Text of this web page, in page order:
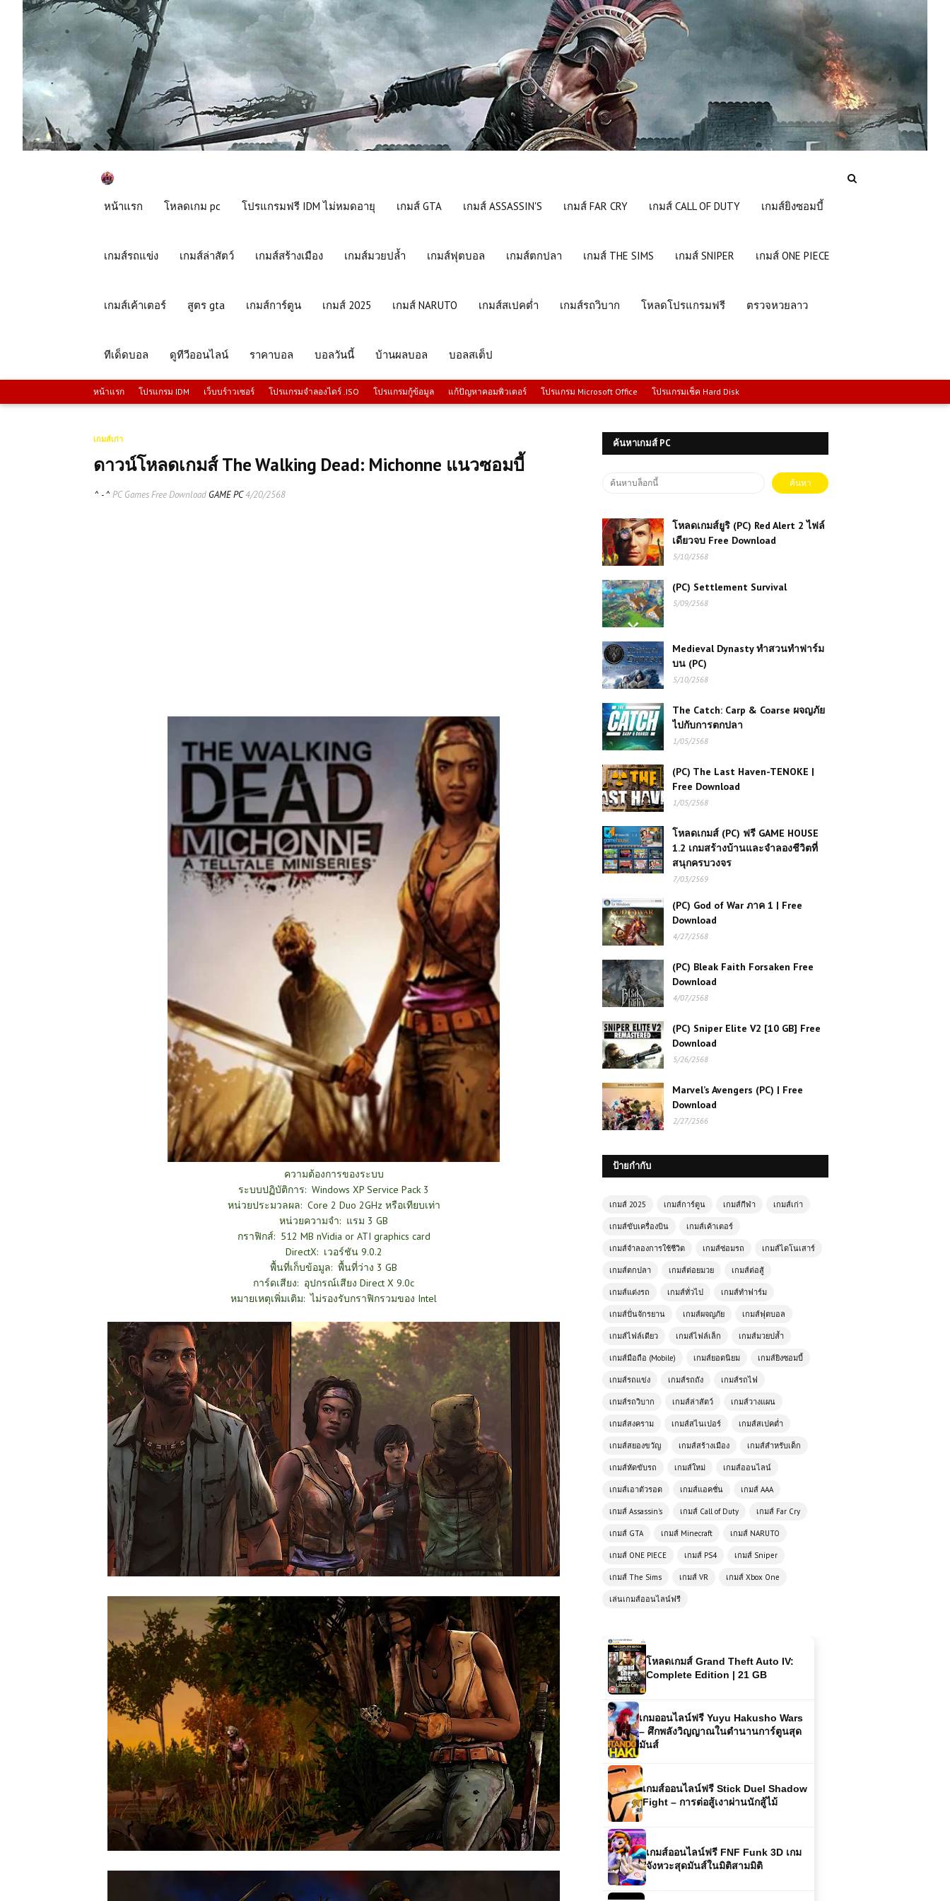
หน้าแรก โหลดเกม pc โปรแกรมฟรี IDM ไม่หมดอายุ เกมส์ GTA เกมส์ ASSASSIN'S เกมส์ FAR CRY เกมส์ CALL OF DUTY เกมส์ยิงซอมบี้
เกมส์รถแข่ง เกมส์ล่าสัตว์ เกมส์สร้างเมือง เกมส์มวยปล้ำ เกมส์ฟุตบอล เกมส์ตกปลา เกมส์ THE SIMS เกมส์ SNIPER เกมส์ ONE PIECE
เกมส์เค้าเตอร์ สูตร gta เกมส์การ์ตูน เกมส์ 2025 เกมส์ NARUTO เกมส์สเปคต่ำ เกมส์รถวิบาก โหลดโปรแกรมฟรี ตรวจหวยลาว
ทีเด็ดบอล ดูทีวีออนไลน์ ราคาบอล บอลวันนี้ บ้านผลบอล บอลสเต็ป
หน้าแรก โปรแกรม IDM เว็บบร์าวเซอร์ โปรแกรมจำลองไดร์ .ISO โปรแกรมกู้ข้อมูล แก้ปัญหาคอมพิวเตอร์ โปรแกรม Microsoft Office โปรแกรมเช็ค Hard Disk
เกมส์เก่า
ดาวน์โหลดเกมส์ The Walking Dead: Michonne แนวซอมบี้
^ - ^ PC Games Free Download GAME PC4/20/2568
ความต้องการของระบบ
ระบบปฏิบัติการ: Windows XP Service Pack 3
หน่วยประมวลผล: Core 2 Duo 2GHz หรือเทียบเท่า
หน่วยความจำ: แรม 3 GB
กราฟิกส์: 512 MB nVidia or ATI graphics card
DirectX: เวอร์ชัน 9.0.2
พื้นที่เก็บข้อมูล: พื้นที่ว่าง 3 GB
การ์ดเสียง: อุปกรณ์เสียง Direct X 9.0c
หมายเหตุเพิ่มเติม: ไม่รองรับกราฟิกรวมของ Intel
ค้นหาเกมส์ PC
โหลดเกมส์ยูริ (PC) Red Alert 2 ไฟล์
เดียวจบ Free Download
5/10/2568
(PC) Settlement Survival
5/09/2568
Medieval Dynasty ทำสวนทำฟาร์ม
บน (PC)
5/10/2568
The Catch: Carp & Coarse ผจญภัย
ไปกับการตกปลา
1/05/2568
(PC) The Last Haven-TENOKE |
Free Download
1/05/2568
โหลดเกมส์ (PC) ฟรี GAME HOUSE
1.2 เกมสร้างบ้านและจำลองชีวิตที่
สนุกครบวงจร
7/03/2569
(PC) God of War ภาค 1 | Free
Download
4/27/2568
(PC) Bleak Faith Forsaken Free
Download
4/07/2568
(PC) Sniper Elite V2 [10 GB] Free
Download
5/26/2568
Marvel’s Avengers (PC) | Free
Download
2/27/2566
ป้ายกำกับ
เกมส์ 2025 เกมส์การ์ตูน เกมส์กีฬา เกมส์เก่า
เกมส์ขับเครื่องบิน เกมส์เค้าเตอร์
เกมส์จำลองการใช้ชีวิต เกมส์ซ่อมรถ เกมส์ไดโนเสาร์
เกมส์ตกปลา เกมส์ต่อยมวย เกมส์ต่อสู้
เกมส์แต่งรถ เกมส์ทั่วไป เกมส์ทำฟาร์ม
เกมส์ปั่นจักรยาน เกมส์ผจญภัย เกมส์ฟุตบอล
เกมส์ไฟล์เดียว เกมส์ไฟล์เล็ก เกมส์มวยปล้ำ
เกมส์มือถือ (Mobile) เกมส์ยอดนิยม เกมส์ยิงซอมบี้
เกมส์รถแข่ง เกมส์รถถัง เกมส์รถไฟ
เกมส์รถวิบาก เกมส์ล่าสัตว์ เกมส์วางแผน
เกมส์สงคราม เกมส์สไนเปอร์ เกมส์สเปคต่ำ
เกมส์สยองขวัญ เกมส์สร้างเมือง เกมส์สำหรับเด็ก
เกมส์หัดขับรถ เกมส์ใหม่ เกมส์ออนไลน์
เกมส์เอาตัวรอด เกมส์แอคชั่น เกมส์ AAA
เกมส์ Assassin's เกมส์ Call of Duty เกมส์ Far Cry
เกมส์ GTA เกมส์ Minecraft เกมส์ NARUTO
เกมส์ ONE PIECE เกมส์ PS4 เกมส์ Sniper
เกมส์ The Sims เกมส์ VR เกมส์ Xbox One
เล่นเกมส์ออนไลน์ฟรี
อาชญากรรมในเงามืดของ
ลอสแองเจลิส
แข่งรถสุดสมจริง สัมผัสประสบการณ์นัก
แข่ง F1 ตัวจริง
รอดสุดระทึกกลางสมรภูมิแห่งความ
มันส์
เล่นเกมส์ออนไลน์ฟรี CubeCraft
Survival
เกมแข่งรถความเร็วสูงที่สายซิ่งต้องลอง
🚵 MX OffRoad Mountain Bike เกมปั่น
จักรยานสุดมันส์ เล่นฟรี เกมออนไลน์สาย
เกมส์ออนไลน์ฟรี Monster Truck
Mountain Climb ความท้าทายแห่ง
เกมส์ออนไลน์ Motorbike Traffic
นิ่ง
เกมส์ออนไลน์ SpartaHoppers เกม
กระโดดผจญภัยสุดมันส์สไตล์สปาร์ตา
เกมออนไลน์ฟรี ArmedForces.io เกม
ยิงออนไลน์สุดมันส์แบบเรียลไทม์
โหลดเกมส์ (PC) ฟรี GAME HOUSE
ครบวงจร
โหลดเกมส์ Grand Theft Auto IV:
เกมออนไลน์ฟรี Yuyu Hakusho Wars
– ศึกพลังวิญญาณในตำนานการ์ตูนสุด
มันส์
เกมส์ออนไลน์ฟรี Stick Duel Shadow
Fight – การต่อสู้เงาผ่านนักสู้ไม้
เกมส์ออนไลน์ฟรี FNF Funk 3D เกม
จังหวะสุดมันส์ในมิติสามมิติ
เกมส์ออนไลน์ฟรี Dinosaur Game –
เกมไดโนเสาร์วิ่งสุดคลาสสิก